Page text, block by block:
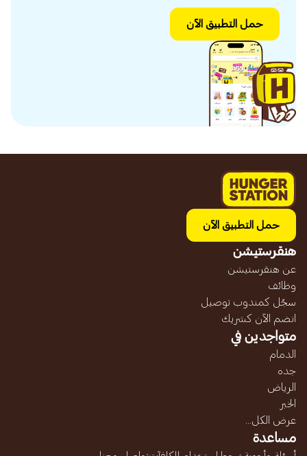
حمل التطبيق الآن
حمل التطبيق الآن
هنقرستيشن
عن هنقرستيشن
وظائف
سجّل كمندوب توصيل
انضم الآن كشريك
متواجدين في
الدمام
جده
الرياض
الخبر
عرض الكل...
مساعدة